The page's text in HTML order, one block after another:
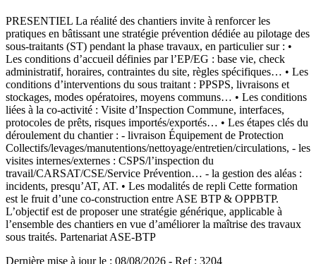
PRESENTIEL La réalité des chantiers invite à renforcer les
pratiques en bâtissant une stratégie prévention dédiée au pilotage des
sous-traitants (ST) pendant la phase travaux, en particulier sur : •
Les conditions d’accueil définies par l’EP/EG : base vie, check
administratif, horaires, contraintes du site, règles spécifiques… • Les
conditions d’interventions du sous traitant : PPSPS, livraisons et
stockages, modes opératoires, moyens communs… • Les conditions
liées à la co-activité : Visite d’Inspection Commune, interfaces,
protocoles de prêts, risques importés/exportés… • Les étapes clés du
déroulement du chantier : - livraison Équipement de Protection
Collectifs/levages/manutentions/nettoyage/entretien/circulations, - les
visites internes/externes : CSPS/l’inspection du
travail/CARSAT/CSE/Service Prévention… - la gestion des aléas :
incidents, presqu’AT, AT. • Les modalités de repli Cette formation
est le fruit d’une co-construction entre ASE BTP & OPPBTP.
L’objectif est de proposer une stratégie générique, applicable à
l’ensemble des chantiers en vue d’améliorer la maîtrise des travaux
sous traités. Partenariat ASE-BTP
Dernière mise à jour le : 08/08/2026 - Ref : 3204